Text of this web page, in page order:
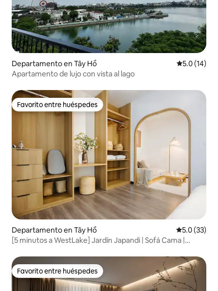
Departamento en Tây Hồ Calificación
5.0 (14)
Apartamento de lujo con vista al lago
Favorito entre huéspedes
Favorito entre huéspedes
Departamento en Tây Hồ Calificación
5.0 (33)
[5 minutos a WestLake] Jardín Japandi | Sofá Cama |
Favorito entre huéspedes
Favorito entre huéspedes